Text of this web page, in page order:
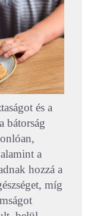
és a
bátorság
a
hozzá a
míg